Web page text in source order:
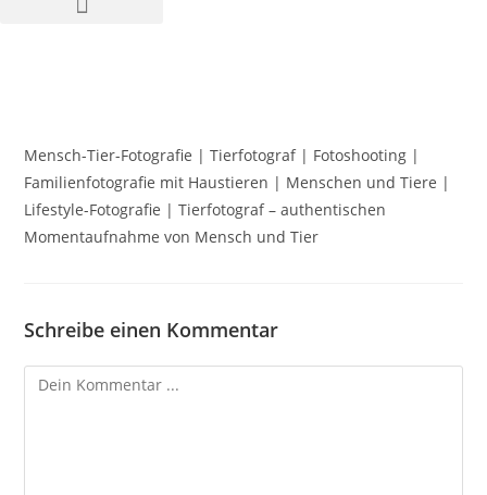
Mensch-Tier-Fotografie | Tierfotograf | Fotoshooting |
Familienfotografie mit Haustieren | Menschen und Tiere |
Lifestyle-Fotografie | Tierfotograf – authentischen
Momentaufnahme von Mensch und Tier
Schreibe einen Kommentar